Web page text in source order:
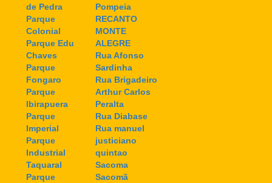
de Pedra
Parque
Colonial
Parque Edu
Chaves
Parque
Fongaro
Parque
Ibirapuera
Parque
Imperial
Parque
Industrial
Taquaral
Parque
Pompeia
RECANTO
MONTE
ALEGRE
Rua Afonso
Sardinha
Rua Brigadeiro
Arthur Carlos
Peralta
Rua Diabase
Rua manuel
justiciano
quintao
Sacoma
Sacomã